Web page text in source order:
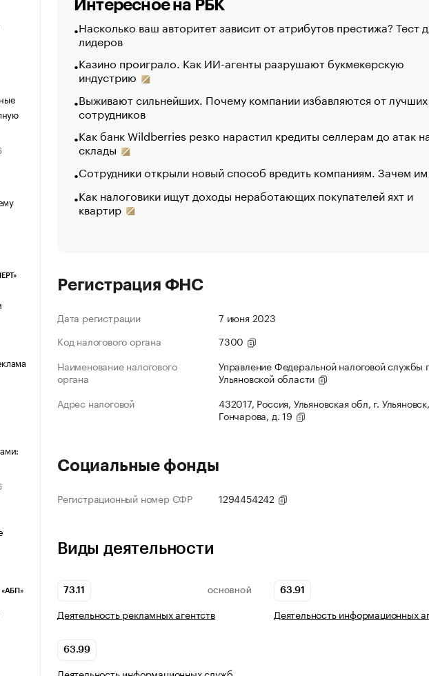
Интересное на РБК
Насколько ваш авторитет зависит от атрибутов престижа? Тест
лидеров
Казино проиграло. Как ИИ-агенты разрушают букмекерскую
индустрию
Выживают сильнейших. Почему компании избавляются от лучших
сотрудников
Как банк Wildberries резко нарастил кредиты селлерам до атак
склады
Сотрудники открыли новый способ вредить компаниям. Зачем
Как налоговики ищут доходы неработающих покупателей яхт и
квартир
Регистрация ФНС
Дата регистрации
7 июня 2023
Код налогового органа
7300
Наименование налогового
органа
Управление Федеральной налоговой службы
Ульяновской области
Адрес налоговой
432017, Россия, Ульяновская обл, г.
Гончарова, д. 19
Социальные фонды
Регистрационный номер СФР 1294454242
Виды деятельности
73.11 ОСНОВНОЙ
Деятельность рекламных агентств
63.91
Деятельность информационных
63.99